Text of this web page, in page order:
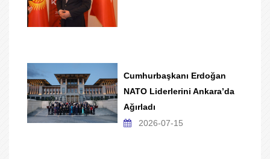
Cumhurbaşkanı Erdoğan
NATO Liderlerini Ankara’da
Ağırladı
2026-07-15